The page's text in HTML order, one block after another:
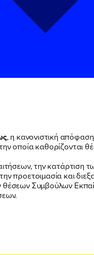
, η κανονιστική
οποία καθορίζονται
την κατάρτιση
και
θέσεων Συμβούλων
Δεδομένωνκαι τους
Νίκης Κεραμέως
Δεδομένωνκαι τους
Νίκης Κεραμέως